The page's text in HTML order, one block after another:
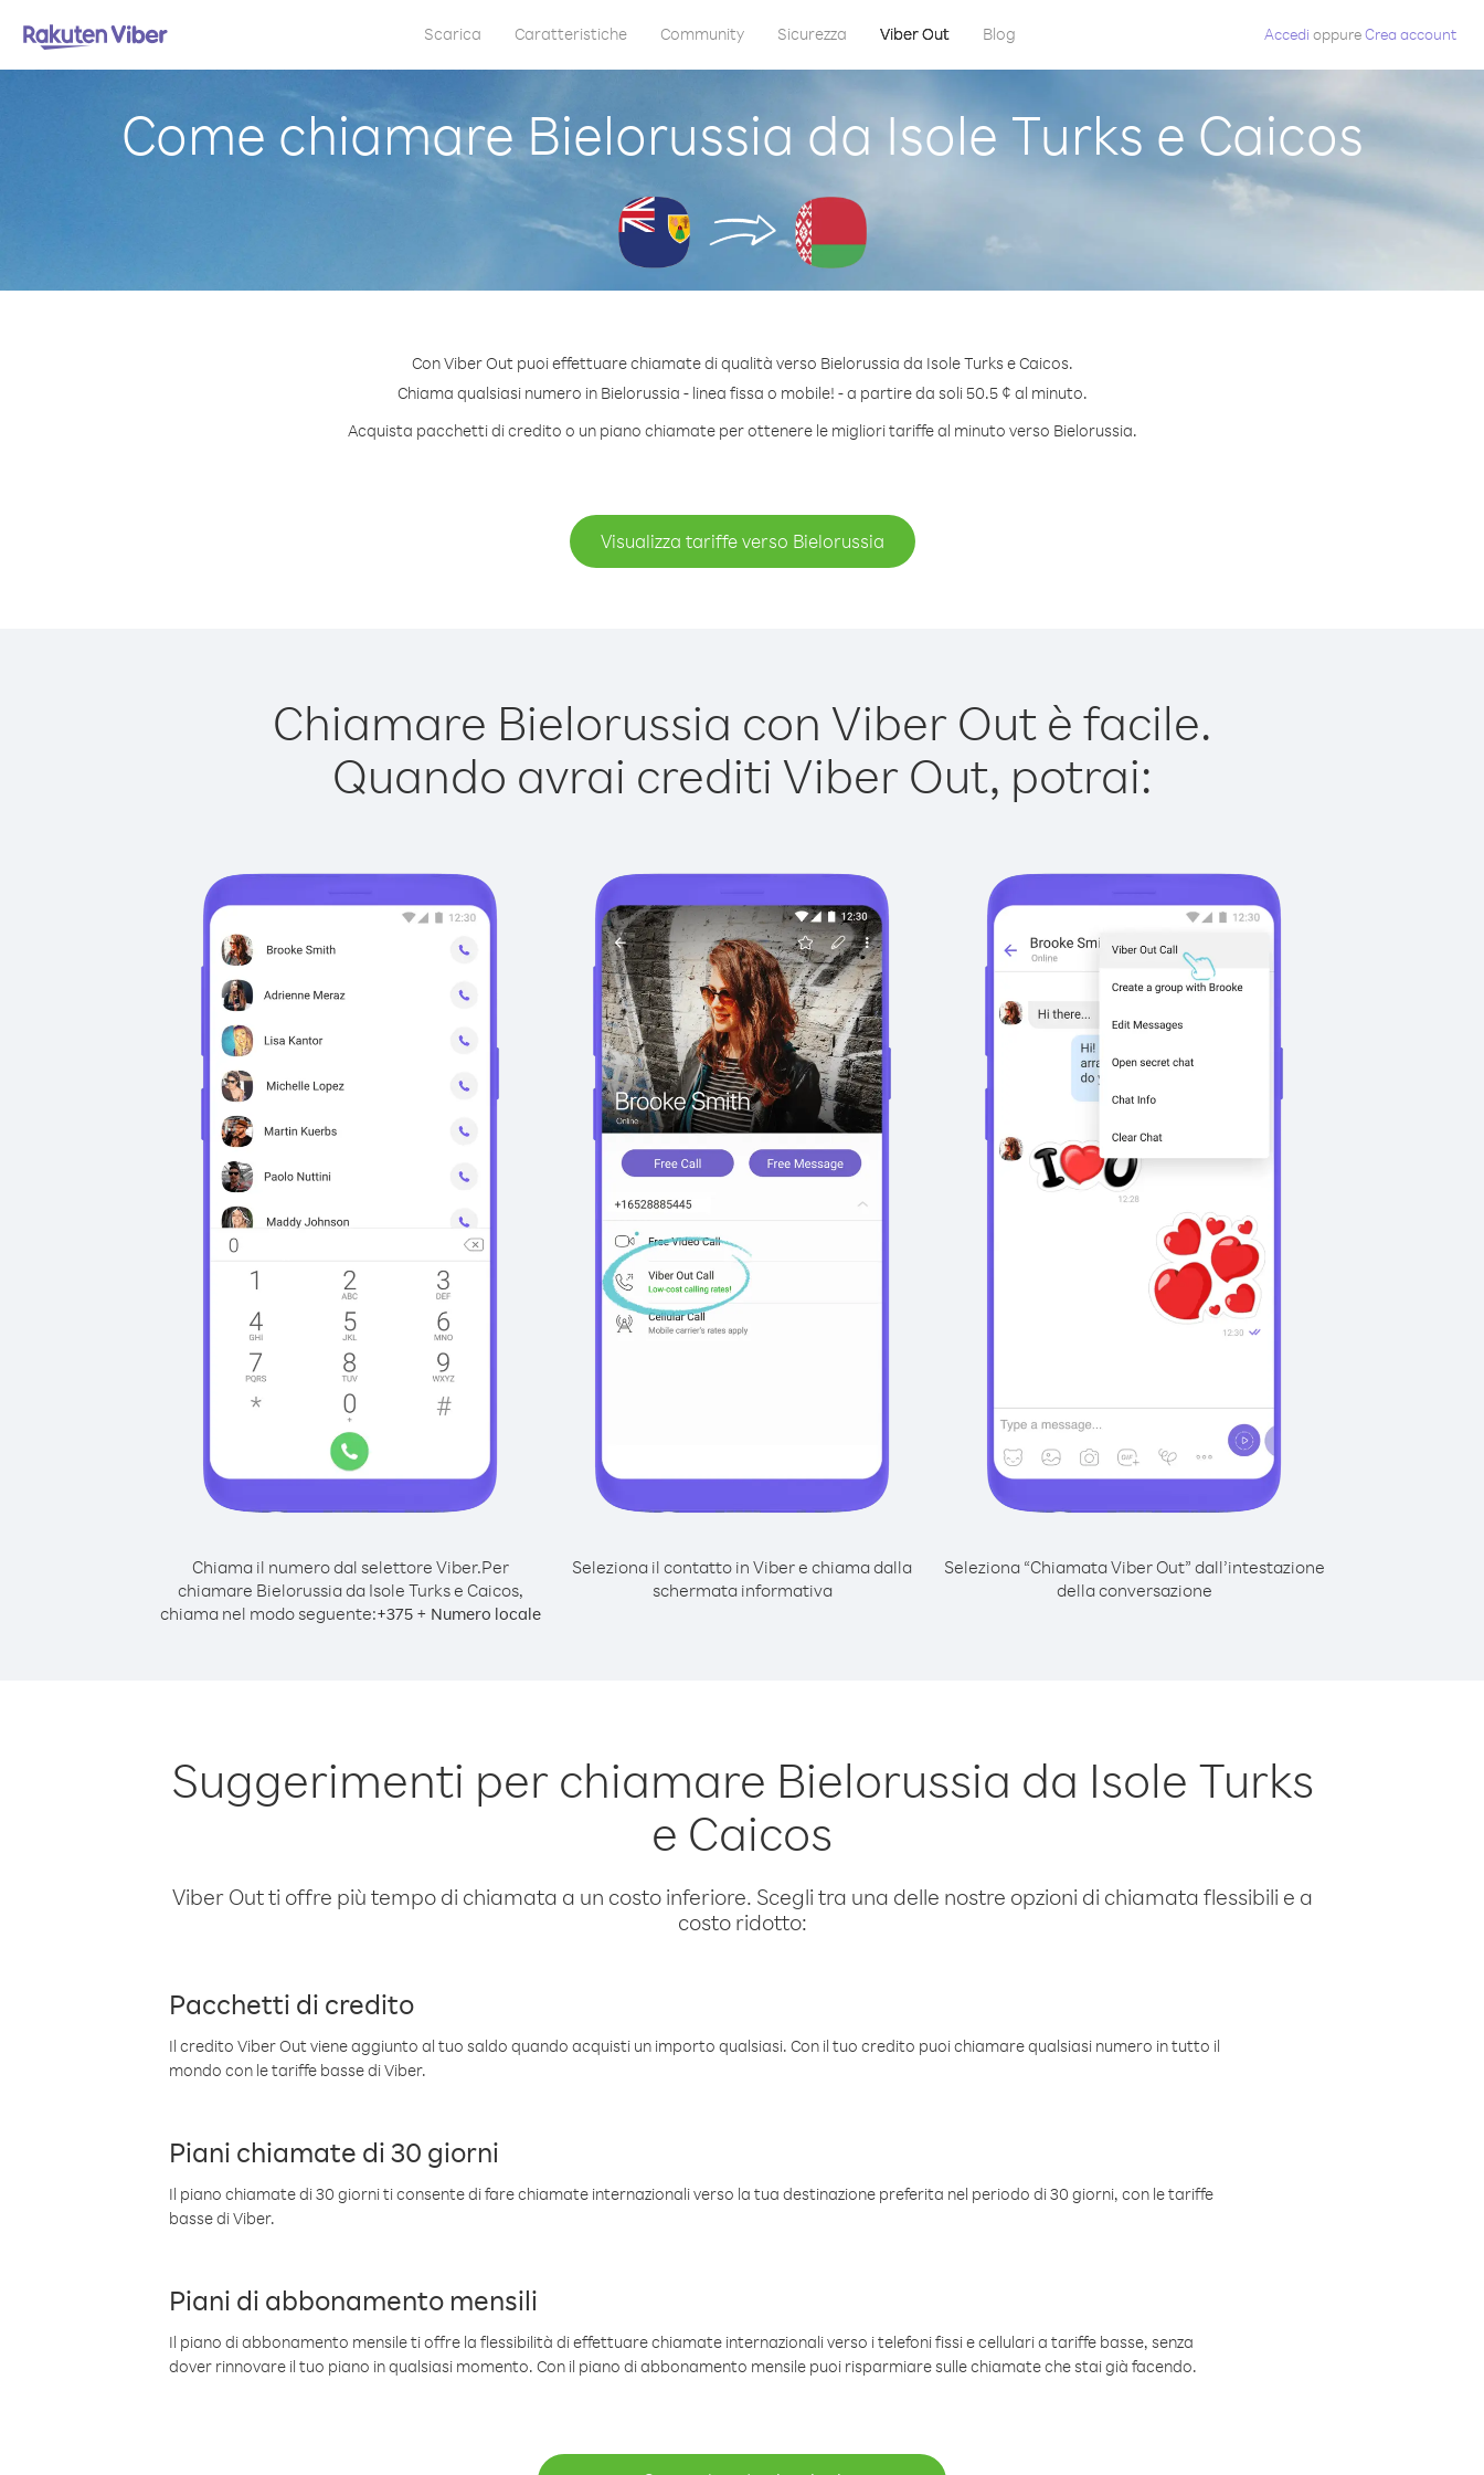
Scarica Caratteristiche Community Sicurezza Viber Out Blog Accedi oppureCrea account
Come chiamare Bielorussia da Isole Turks e Caicos
Con Viber Out puoi effettuare chiamate di qualità verso Bielorussia da Isole Turks e Caicos.
Chiama qualsiasi numero in Bielorussia - linea fissa o mobile! - a partire da soli 50.5 ¢ al minuto.
Acquista pacchetti di credito o un piano chiamate per ottenere le migliori tariffe al minuto verso Bielorussia.
Visualizza tariffe verso Bielorussia
Chiamare Bielorussia con Viber Out è facile.
Quando avrai crediti Viber Out, potrai:
Chiama il numero dal selettore Viber.Per
chiamare Bielorussia da Isole Turks e Caicos,
chiama nel modo seguente:+375+ Numero locale
Seleziona il contatto in Viber e chiama dalla
schermata informativa
Seleziona “Chiamata Viber Out” dall’intestazione
della conversazione
Suggerimenti per chiamare Bielorussia da Isole Turks
e Caicos
Viber Out ti offre più tempo di chiamata a un costo inferiore. Scegli tra una delle nostre opzioni di chiamata flessibili e a
costo ridotto:
Pacchetti di credito
Il credito Viber Out viene aggiunto al tuo saldo quando acquisti un importo qualsiasi. Con il tuo credito puoi chiamare qualsiasi numero in tutto il
mondo con le tariffe basse di Viber.
Piani chiamate di 30 giorni
Il piano chiamate di 30 giorni ti consente di fare chiamate internazionali verso la tua destinazione preferita nel periodo di 30 giorni, con le tariffe
basse di Viber.
Piani di abbonamento mensili
Il piano di abbonamento mensile ti offre la flessibilità di effettuare chiamate internazionali verso i telefoni fissi e cellulari a tariffe basse, senza
dover rinnovare il tuo piano in qualsiasi momento. Con il piano di abbonamento mensile puoi risparmiare sulle chiamate che stai già facendo.